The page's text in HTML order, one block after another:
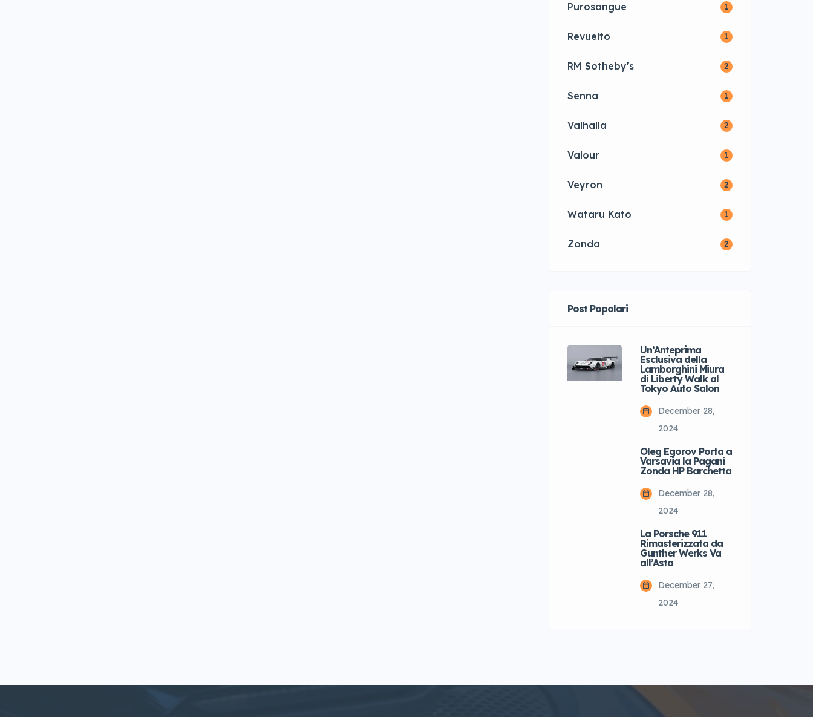
Purosangue 1
Revuelto 1
RM Sotheby's 2
Senna 1
Valhalla 2
Valour 1
Veyron 2
Wataru Kato 1
Zonda 2
Post Popolari
Un’Anteprima
Esclusiva della
Lamborghini Miura
di Liberty Walk al
Tokyo Auto Salon
December 28,
2024
Oleg Egorov Porta a
Varsavia la Pagani
Zonda HP Barchetta
December 28,
2024
La Porsche 911
Rimasterizzata da
Gunther Werks Va
all’Asta
December 27,
2024